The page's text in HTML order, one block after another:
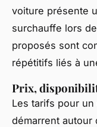
voiture présente
surchauffe lors
proposés sont
répétitifs liés à
Prix,
Les tarifs pour
démarrent autour